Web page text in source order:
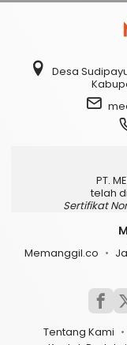
Desa
PT.
telah
Sertifikat
Memanggil.co
Tentang Kami